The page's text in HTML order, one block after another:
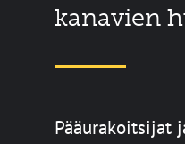
kanavien
Pääurakoitsijat